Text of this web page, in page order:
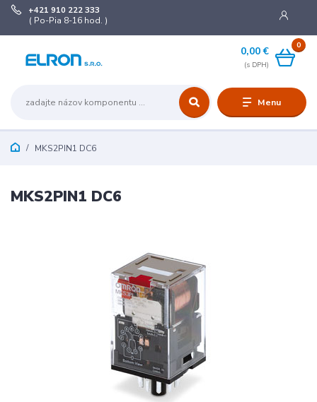
Menu
+421 910 222 333
( Po-Pia 8-16 hod. )
0
0,00 €
MKS2PIN1 DC6
MKS2PIN1 DC6